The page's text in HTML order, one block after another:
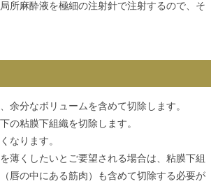
所麻酔液を極細の注射針で注射するので、そ
余分なボリュームを含めて切除します。
の粘膜下組織を切除します。
なります。
薄くしたいとご要望される場合は、粘膜下組
唇の中にある筋肉）も含めて切除する必要が